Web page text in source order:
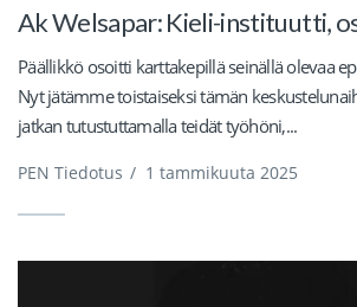
Ak Welsapar: Kieli-instituutti,
Päällikkö osoitti karttakepillä seinällä olevaa
Nyt jätämme toistaiseksi tämän
jatkan tutustuttamalla teidät työhöni,...
PEN Tiedotus / 1 tammikuuta 2025